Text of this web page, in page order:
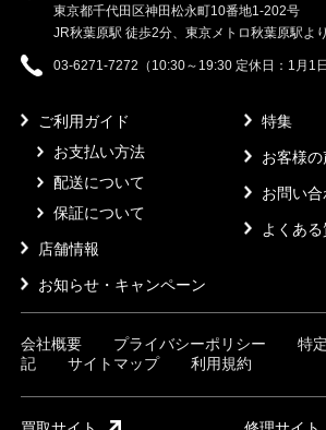
東京都千代田区神田松永町10番地1-202号
JR秋葉原駅 徒歩2分、東京メトロ秋葉原駅よ
03-6271-7272（10:30～19:30 定休日：1月1日
ご利用ガイド
お支払い方法
配送について
保証について
店舗情報
お知らせ・キャンペーン
特集
お客様の
お問い
よくある
会社概要 プライバシーポリシー
特
記
サイトマップ 利用規約